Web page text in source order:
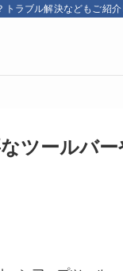
ラブル解決などもご紹
ツールバ